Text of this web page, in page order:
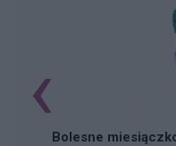
Bolesne
‹